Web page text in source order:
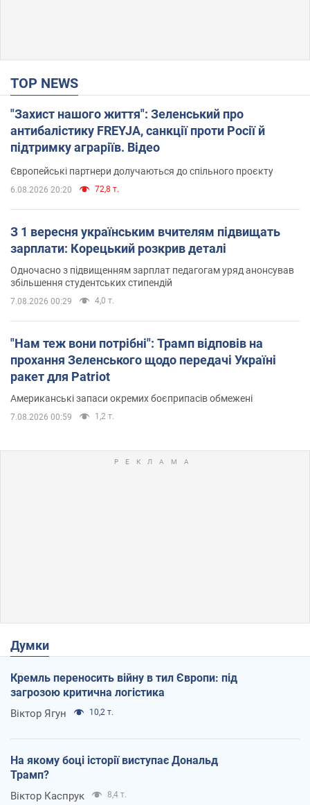
TOP NEWS
"Захист нашого життя": Зеленський про
антибалістику FREYJA, санкції проти Росії й
підтримку аграріїв. Відео
Європейські партнери долучаються до спільного проєкту
6.08.2026 20:20 72,8 т.
З 1 вересня українським вчителям підвищать
зарплати: Корецький розкрив деталі
Одночасно з підвищенням зарплат педагогам уряд анонсував
збільшення студентських стипендій
7.08.2026 00:29 4,0 т.
"Нам теж вони потрібні": Трамп відповів на
прохання Зеленського щодо передачі Україні
ракет для Patriot
Американські запаси окремих боєприпасів обмежені
7.08.2026 00:59 1,2 т.
Думки
Кремль переносить війну в тил Європи: під
загрозою критична логістика
Віктор Ягун 10,2 т.
На якому боці історії виступає Дональд
Трамп?
Віктор Каспрук 8,4 т.